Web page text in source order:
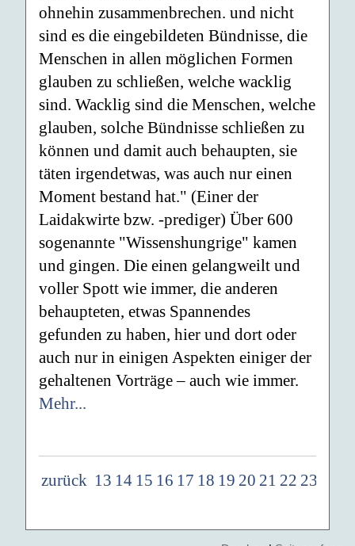
ohnehin zusammenbrechen. und nicht
sind es die eingebildeten Bündnisse, die
Menschen in allen möglichen Formen
glauben zu schließen, welche wacklig
sind. Wacklig sind die Menschen, welche
glauben, solche Bündnisse schließen zu
können und damit auch behaupten, sie
täten irgendetwas, was auch nur einen
Moment bestand hat." (Einer der
Laidakwirte bzw. -prediger) Über 600
sogenannte "Wissenshungrige" kamen
und gingen. Die einen gelangweilt und
voller Spott wie immer, die anderen
behaupteten, etwas Spannendes
gefunden zu haben, hier und dort oder
auch nur in einigen Aspekten einiger der
gehaltenen Vorträge – auch wie immer.
Mehr...
zurück 13 14 15 16 17 18 19 20 21 22 23